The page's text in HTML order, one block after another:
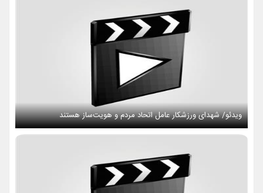
ویدئو/ شهدای ورزشکار عامل اتحاد مردم و هویت‌ساز هستند